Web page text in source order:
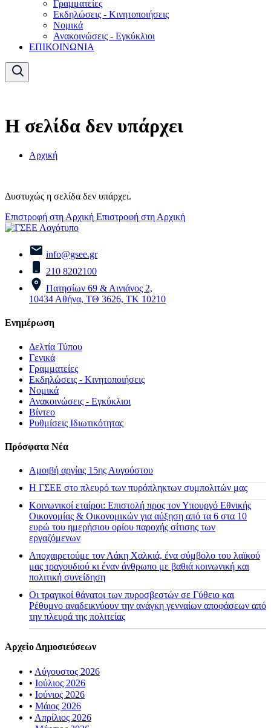
Γραμματείες
Εκδηλώσεις - Κινητοποιήσεις
Νομικά
Ανακοινώσεις - Εγκύκλιοι
ΕΠΙΚΟΙΝΩΝΙΑ
Η σελίδα δεν υπάρχει
Αρχική
Δυστυχώς η σελίδα δεν υπάρχει.
Επιστροφή στη Αρχική Επιστροφή στη Αρχική
info@gsee.gr
210 8202100
Πατησίων 69 & Αινιάνος 2,
10434 Αθήνα, ΤΘ 3626, ΤΚ 10210
Ενημέρωση
Δελτία Τύπου
Γενικά
Γραμματείες
Εκδηλώσεις - Κινητοποιήσεις
Νομικά
Ανακοινώσεις - Εγκύκλιοι
Βίντεο
Ρυθμίσεις Ιδιωτικότητας
Πρόσφατα Νέα
Αμοιβή αργίας 15ης Αυγούστου
H ΓΣΕΕ στο πλευρό των πυρόπληκτων συμπολιτών μας
Κοινωνικοί εταίροι: Επιστολή προς τον Υπουργό Εθνικής
Οικονομίας & Οικονομικών για αύξηση από τα 6 στα 10
ευρώ του ημερήσιου ορίου παροχής σίτισης των
εργαζόμενων
Αποχαιρετούμε τον Λάκη Χαλκιά, ένα σύμβολο του λαϊκού
μας τραγουδιού κι έναν άνθρωπο με βαθιά κοινωνική και
πολιτική συνείδηση
Οι τραγικοί θάνατοι των πυροσβεστών σε Γύθειο και
Ρέθυμνο αναδεικνύουν την ανάγκη γενναίων αποφάσεων από
την πλευρά της πολιτείας
Αρχείο Δημοσιεύσεων
• Αύγουστος 2026
• Ιούλιος 2026
• Ιούνιος 2026
• Μάιος 2026
• Απρίλιος 2026